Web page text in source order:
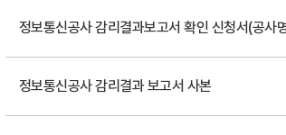
정보통신공사 감리결과보고서 확인 신청서(공사
정보통신공사 감리결과 보고서 사본